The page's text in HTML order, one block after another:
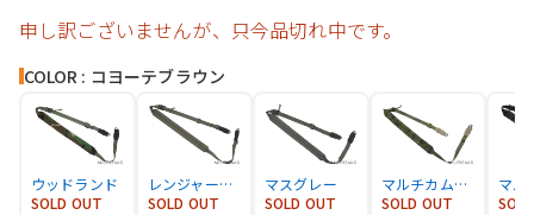
申し訳ございませんが、只今品切れ中です。
COLOR : コヨーテブラウン
ウッドランド
SOLD OUT
レンジャーグリーン
SOLD OUT
マスグレー
SOLD OUT
マルチカムトロピック
SOLD OUT